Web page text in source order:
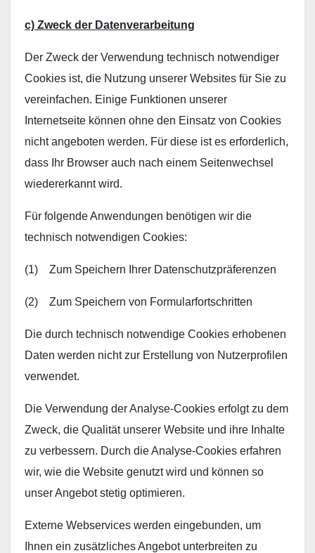
c) Zweck der Datenverarbeitung
Der Zweck der Verwendung technisch notwendiger
Cookies ist, die Nutzung unserer Websites für Sie zu
vereinfachen. Einige Funktionen unserer
Internetseite können ohne den Einsatz von Cookies
nicht angeboten werden. Für diese ist es erforderlich,
dass Ihr Browser auch nach einem Seitenwechsel
wiedererkannt wird.
Für folgende Anwendungen benötigen wir die
technisch notwendigen Cookies:
(1) Zum Speichern Ihrer Datenschutzpräferenzen
(2) Zum Speichern von Formularfortschritten
Die durch technisch notwendige Cookies erhobenen
Daten werden nicht zur Erstellung von Nutzerprofilen
verwendet.
Die Verwendung der Analyse-Cookies erfolgt zu dem
Zweck, die Qualität unserer Website und ihre Inhalte
zu verbessern. Durch die Analyse-Cookies erfahren
wir, wie die Website genutzt wird und können so
unser Angebot stetig optimieren.
Externe Webservices werden eingebunden, um
Ihnen ein zusätzliches Angebot unterbreiten zu